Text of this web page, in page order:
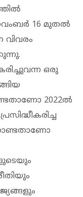
നവംബര്‍ 16 മുതല്‍
വിവരം
ഒരു
2022ല്‍